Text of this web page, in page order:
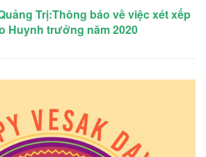
Trị:Thông báo về việc xét xếp
Huynh trưởng năm 2020